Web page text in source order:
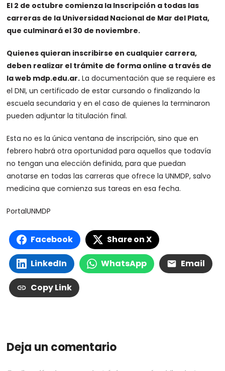
El 2 de octubre comienza la Inscripción a todas las
carreras de la Universidad Nacional de Mar del Plata,
que culminará el 30 de noviembre.
Quienes quieran inscribirse en cualquier carrera,
deben realizar el trámite de forma online a través de
la web mdp.edu.ar. La documentación que se requiere es
el DNI, un certificado de estar cursando o finalizando la
escuela secundaria y en el caso de quienes la terminaron
pueden adjuntar la titulación final.
Esta no es la única ventana de inscripción, sino que en
febrero habrá otra oportunidad para aquellos que todavía
no tengan una elección definida, para que puedan
anotarse en todas las carreras que ofrece la UNMDP, salvo
medicina que comienza sus tareas en esa fecha.
PortalUNMDP
Facebook Share on X
LinkedIn WhatsApp Email
Copy Link
Deja un comentario